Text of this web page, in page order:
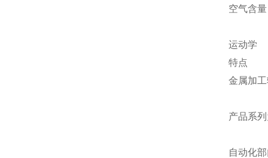
空气含
运动学
特点
金属加
产品系
自动化